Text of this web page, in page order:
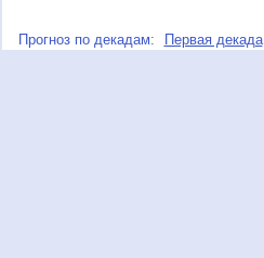
Прогноз по декадам: Первая декада